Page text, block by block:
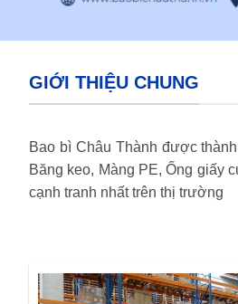
GIỚI THIỆU CHUNG
Bao bì Châu Thành được
Băng keo, Màng PE, Ống giấy
cạnh tranh nhất trên thị trường